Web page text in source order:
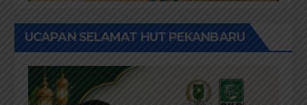
UCAPAN SELAMAT HUT PEKANBARU